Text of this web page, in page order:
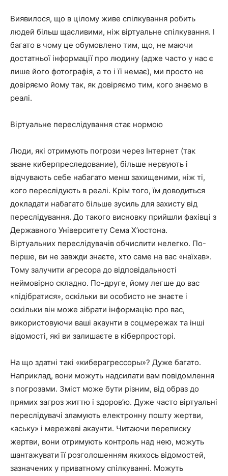
Виявилося, що в цілому живе спілкування робить
людей більш щасливими, ніж віртуальне спілкування. І
багато в чому це обумовлено тим, що, не маючи
достатньої інформації про людину (адже часто у нас є
лише його фотографія, а то і її немає), ми просто не
довіряємо йому так, як довіряємо тим, кого знаємо в
реалі.
Віртуальне переслідування стає нормою
Люди, які отримують погрози через Інтернет (так
зване киберпреследование), більше нервують і
відчувають себе набагато менш захищеними, ніж ті,
кого переслідують в реалі. Крім того, їм доводиться
докладати набагато більше зусиль для захисту від
переслідування. До такого висновку прийшли фахівці з
Державного Університету Сема Х’юстона.
Віртуальних переслідувачів обчислити нелегко. По-
перше, ви не завжди знаєте, хто саме на вас «наїхав».
Тому залучити агресора до відповідальності
неймовірно складно. По-друге, йому легше до вас
«підібратися», оскільки ви особисто не знаєте і
оскільки він може зібрати інформацію про вас,
використовуючи ваші акаунти в соцмережах та інші
відомості, які ви залишаєте в кіберпросторі.
На що здатні такі «киберагрессоры»? Дуже багато.
Наприклад, вони можуть надсилати вам повідомлення
з погрозами. Зміст може бути різним, від образ до
прямих загроз життю і здоров’ю. Дуже часто віртуальні
переслідувачі зламують електронну пошту жертви,
«аську» і мережеві акаунти. Читаючи переписку
жертви, вони отримують контроль над нею, можуть
шантажувати її розголошенням якихось відомостей,
зазначених у приватному спілкуванні. Можуть